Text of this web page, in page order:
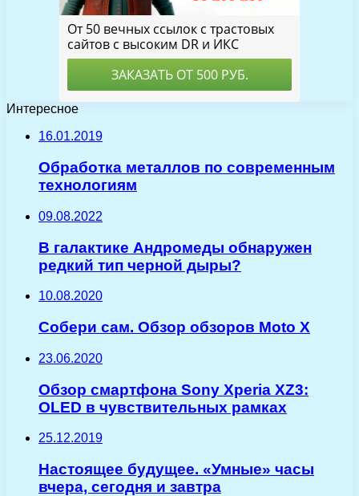
Интересное
16.01.2019
Обработка металлов по современным
технологиям
09.08.2022
В галактике Андромеды обнаружен
редкий тип черной дыры?
10.08.2020
Собери сам. Обзор обзоров Moto X
23.06.2020
Обзор смартфона Sony Xperia XZ3:
OLED в чувствительных рамках
25.12.2019
Настоящее будущее. «Умные» часы
вчера, сегодня и завтра